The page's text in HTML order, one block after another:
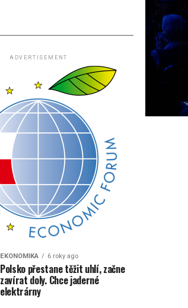
ADVERTISEMENT
EKONOMIKA 6 roky ago
Polsko přestane těžit uhlí, začne
zavírat doly. Chce jaderné
elektrárny